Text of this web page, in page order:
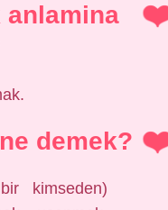
anlamina
demek?
kimseden)